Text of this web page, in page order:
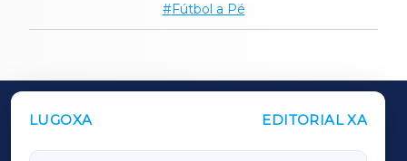
Fútbol a Pé
LUGOXA EDITORIAL XA
OUTROS PERIÓDICOS